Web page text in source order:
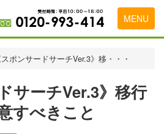
MENU
スポンサードサーチVer.3》移・・・
サーチVer.3》移行
すべきこと